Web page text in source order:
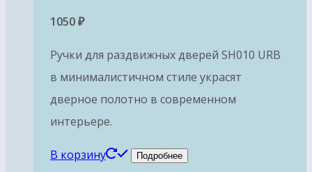
1050₽
Ручки для раздвижных дверей SH010 URB
в минималистичном стиле украсят
дверное полотно в современном
интерьере.
В корзину Подробнее